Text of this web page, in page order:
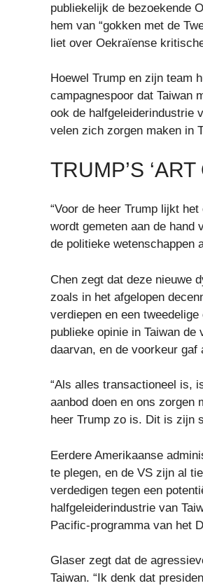
publiekelijk de bezoekende
hem van “gokken met de
liet over Oekraïense
Hoewel Trump en zijn team
campagnespoor dat Taiwan
ook de halfgeleiderindustrie
velen zich zorgen maken in
TRUMP’S
“Voor de heer Trump lijkt
wordt gemeten aan de hand
de politieke wetenschappen
Chen zegt dat deze nieuwe
zoals in het afgelopen
verdiepen en een
publieke opinie in Taiwan
daarvan, en de voorkeur gaf
“Als alles transactioneel is,
aanbod doen en ons zorgen
heer Trump zo is. Dit is zijn
Eerdere Amerikaanse
te plegen, en de VS zijn al
verdedigen tegen een
halfgeleiderindustrie van
Pacific-programma van het
Glaser zegt dat de
Taiwan. “Ik denk dat